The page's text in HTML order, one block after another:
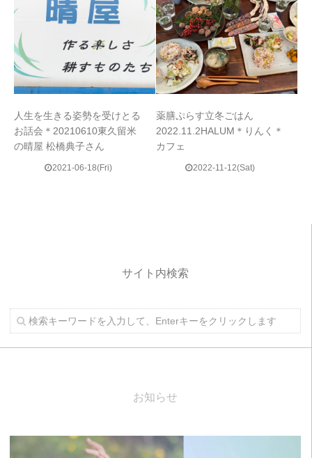
人生を生きる姿勢を受けとる
お話会＊20210610東久留米
の晴屋 松橋典子さん
2021-06-18(Fri)
薬膳ぷらす立冬ごはん
2022.11.2HALUM＊りんく＊
カフェ
2022-11-12(Sat)
サイト内検索
お知らせ